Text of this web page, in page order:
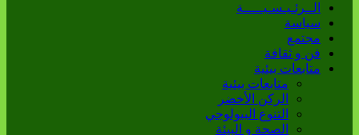
الــرئـيـسـيـــــة
سياسة
مجتمع
فن و ثقافة
متابعات بيئية
متابعات بيئية
الركن الأخضر
التنوع البيولوجي
الصحة و البيئة